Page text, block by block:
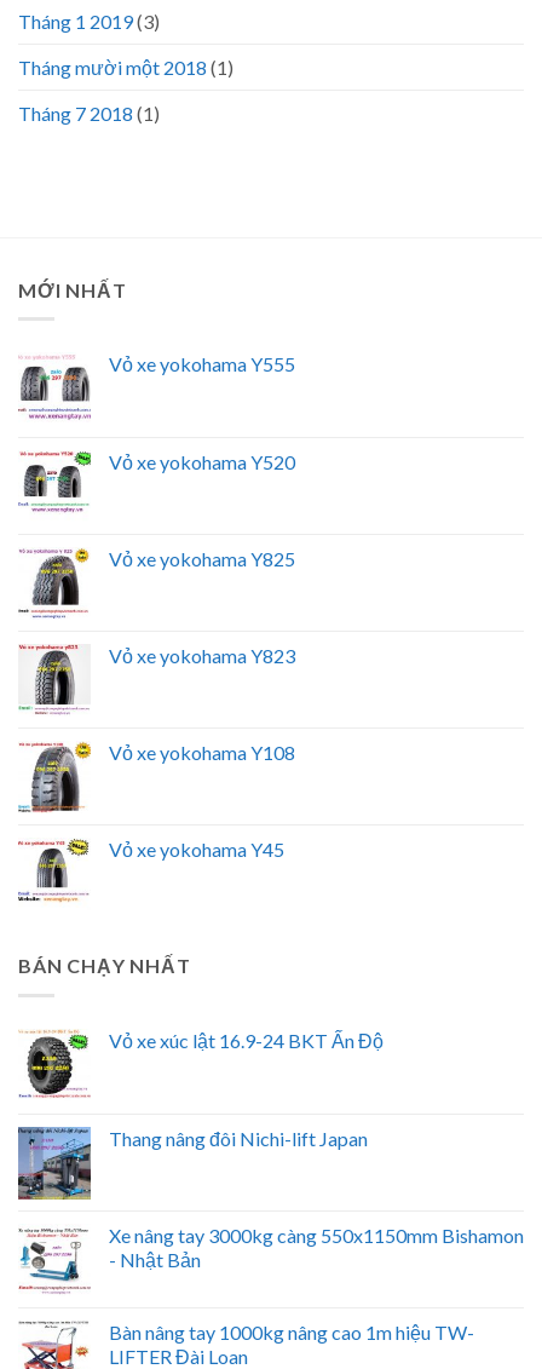
Tháng 1 2019(3)
Tháng mười một 2018 (1)
Tháng 7 2018 (1)
MỚI NHẤT
Vỏ xe yokohama Y555
Vỏ xe yokohama Y520
Vỏ xe yokohama Y825
Vỏ xe yokohama Y823
Vỏ xe yokohama Y108
Vỏ xe yokohama Y45
BÁN CHẠY NHẤT
Vỏ xe xúc lật 16.9-24 BKT Ấn Độ
Thang nâng đôi Nichi-lift Japan
Xe nâng tay 3000kg càng 550x1150mm Bishamon
- Nhật Bản
Bàn nâng tay 1000kg nâng cao 1m hiệu TW-
LIFTER Đài Loan